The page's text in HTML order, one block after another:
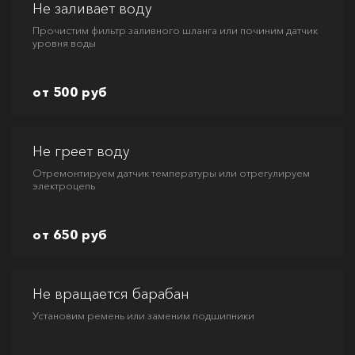
Не заливает воду
Прочистим фильтр заливного шланга или починим датчик
уровня воды
от 500 руб
Не греет воду
Отремонтируем датчик температуры или отрегулируем
электроцепь
от 650 руб
Не вращается барабан
Установим ремень или заменим подшипники